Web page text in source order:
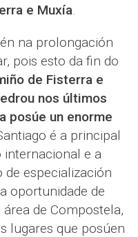
e Muxía.
na prolongación
pois esto da fin do
de Fisterra e
nos últimos
posúe un enorme
é a principal
internacional e a
de especialización
oportunidade de
de Compostela,
lugares que posúen